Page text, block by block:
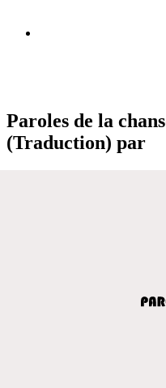
Paroles de la
(Traduction) par